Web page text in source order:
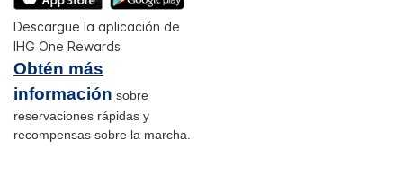
Descargue la aplicación de
IHG One Rewards
Obtén más
información sobre
reservaciones rápidas y
recompensas sobre la marcha.